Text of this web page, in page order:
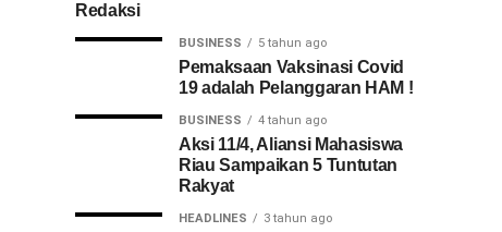
Redaksi
BUSINESS 5 tahun ago
Pemaksaan Vaksinasi Covid
19 adalah Pelanggaran HAM !
BUSINESS 4 tahun ago
Aksi 11/4, Aliansi Mahasiswa
Riau Sampaikan 5 Tuntutan
Rakyat
HEADLINES 3 tahun ago